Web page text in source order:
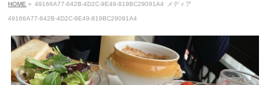
HOME » 49166A77-642B-4D2C-9E49-819BC29091A4 メディア
49166A77-642B-4D2C-9E49-819BC29091A4